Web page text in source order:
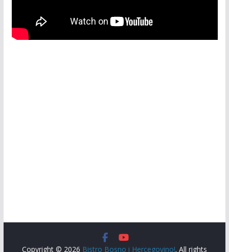
Copyright © 2026 Bistro Bosno i Hercegovino!. All rights